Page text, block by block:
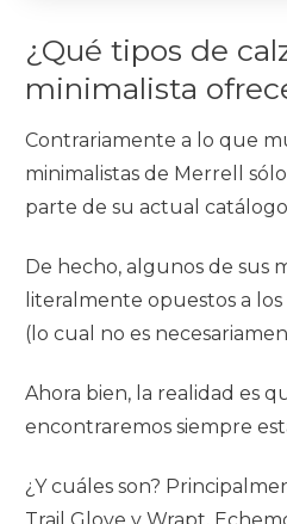
¿Qué tipos de
minimalista
Contrariamente a lo que
minimalistas de Merrell
parte de su actual
De hecho, algunos de sus
literalmente opuestos a
(lo cual no es
Ahora bien, la realidad es
encontraremos siempre
¿Y cuáles son?